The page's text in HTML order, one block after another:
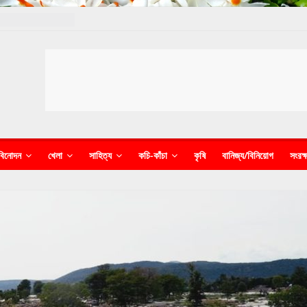
খেলা সাহিত্য কচি-কাঁচা কৃষি বানিজ্য/বিনিয়োগ